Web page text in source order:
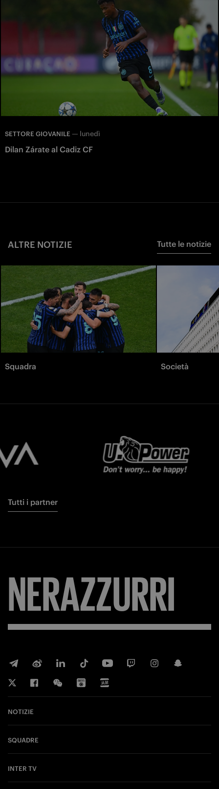
SETTORE GIOVANILE — lunedì
Dilan Zárate al Cadiz CF
ALTRE NOTIZIE Tutte le notizie
Squadra Società
Tutti i partner
NERAZZURRI
NOTIZIE
SQUADRE
INTER TV